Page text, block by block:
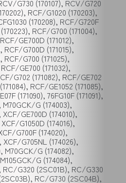
G730 (170107), RCV/G720
RCF/G1020 (170203),
(170208), RCF/G720F
RCF/G700 (171004),
GE700D (171012),
RCF/G700D (171015),
RCF/G700 (171025),
GE700 (171032),
G702 (171082), RCF/GE702
RCF/GE1052 (171085),
(171090), 76FG10F (171091),
M70GCK/G (174003),
GE700D (174010),
G1050D (174016),
G700F (174020),
XCF/G705NL (174026),
M70GCK/G (174082),
G (174084),
RC/G320 (2SC01B), RC/G330
RC/G730 (2SC04B),